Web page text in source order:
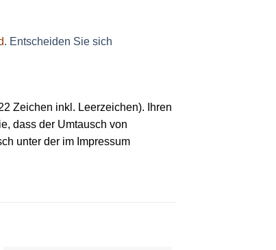
. Entscheiden Sie sich
Zeichen inkl. Leerzeichen). Ihren
dass der Umtausch von
unter der im Impressum